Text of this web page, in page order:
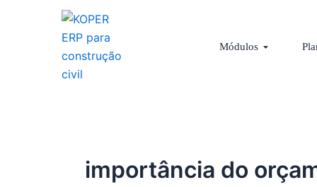
Módulos Abrir
importância do